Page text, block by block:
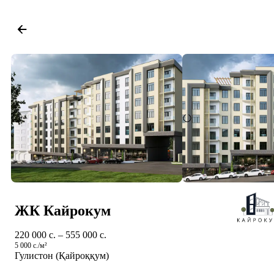
ЖК Кайрокум
220 000 c. – 555 000 c.
5 000 c./м²
Гулистон (Қайроққум)